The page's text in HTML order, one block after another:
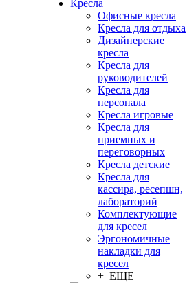
Кресла
Офисные кресла
Кресла для отдыха
Дизайнерские
кресла
Кресла для
руководителей
Кресла для
персонала
Кресла игровые
Кресла для
приемных и
переговорных
Кресла детские
Кресла для
кассира, ресепшн,
лабораторий
Комплектующие
для кресел
Эргономичные
накладки для
кресел
+ ЕЩЕ